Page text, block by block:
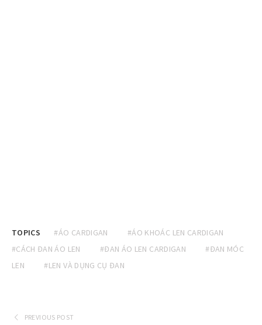
TOPICS #ÁO CARDIGAN
#ÁO KHOÁC LEN CARDIGAN
#CÁCH ĐAN ÁO LEN
#ĐAN ÁO LEN CARDIGAN
#ĐAN MÓC
LEN
#LEN VÀ DỤNG CỤ ĐAN
PREVIOUS POST